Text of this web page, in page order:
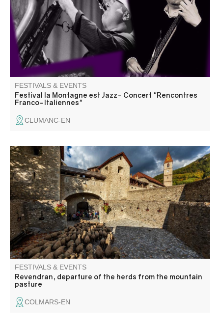
jouer ensemble. Information 06 18 07 14 29
FESTIVALS & EVENTS
Festival la Montagne est Jazz- Concert "Rencontres
Franco-Italiennes"
CLUMANC-EN
The tradition of transhumance on foot, listed as an
intangible cultural heritage by UNESCO, has endured for
centuries. The "Revendran" event celebrates the descent
from the mountain pastures in a convivial atmosphere
enhanced by the colors of autumn.
FESTIVALS & EVENTS
Revendran, departure of the herds from the mountain
pasture
COLMARS-EN